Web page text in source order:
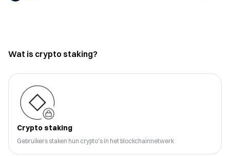
Wat is crypto staking?
Crypto staking
Gebruikers staken hun crypto's in het blockchainnetwerk